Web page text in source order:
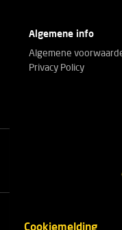
Algemene info
Algemene
Privacy Policy